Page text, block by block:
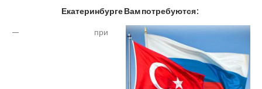
Екатеринбурге Вам потребуются:
— при